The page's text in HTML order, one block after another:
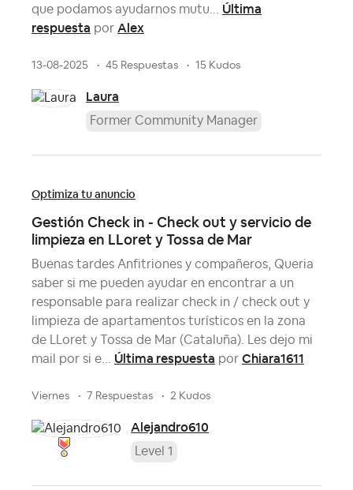
que podamos ayudarnos mutu... Última
respuesta por Alex
13-08-2025 45 Respuestas 15 Kudos
Laura
Former Community Manager
Optimiza tu anuncio
Gestión Check in - Check out y servicio de
limpieza en LLoret y Tossa de Mar
Buenas tardes Anfitriones y compañeros, Queria
saber si me pueden ayudar en encontrar a un
responsable para realizar check in / check out y
limpieza de apartamentos turísticos en la zona
de LLoret y Tossa de Mar (Cataluña). Les dejo mi
mail por si e... Última respuesta por Chiara1611
viernes 7 Respuestas 2 Kudos
Alejandro610
Level 1